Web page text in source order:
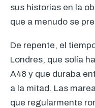
sus historias en la
que a menudo se
De repente, el
Londres, que solía
A48 y que duraba
a la mitad. Las
que regularmente